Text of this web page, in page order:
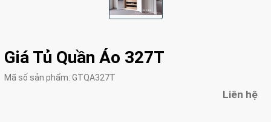
Giá Tủ Quần Áo 327T
Mã số sản phẩm: GTQA327T
Liên hệ